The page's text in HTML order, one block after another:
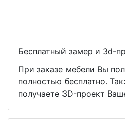
Бесплатный замер и 3d-
При заказе мебели Вы
полностью бесплатно.
получаете 3D-проект